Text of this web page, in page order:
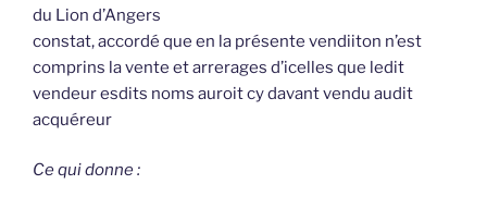
du Lion d’Angers
constat, accordé que en la présente vendiiton n’est
comprins la vente et arrerages d’icelles que ledit
vendeur esdits noms auroit cy davant vendu audit
acquéreur
Ce qui donne :